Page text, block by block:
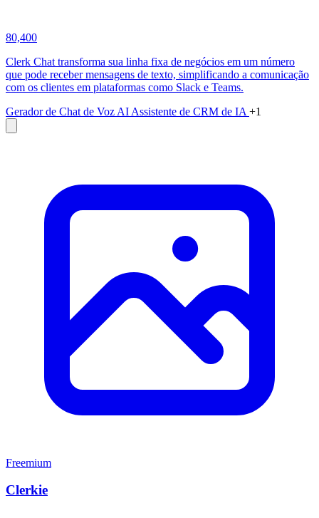
80,400
Clerk Chat transforma sua linha fixa de negócios em um número
que pode receber mensagens de texto, simplificando a comunicação
com os clientes em plataformas como Slack e Teams.
Gerador de Chat de Voz AI Assistente de CRM de IA +1
Freemium
Clerkie